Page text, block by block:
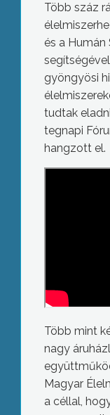
Több száz
és a
gyöngyösi
tudtak
tegnapi
hangzott el.
Több mint
nagy
Magyar
a céllal,